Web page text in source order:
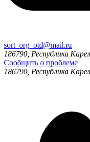
sort_org_otd@mail.ru
186790, Республика
Сообщить о проблеме
186790, Республика